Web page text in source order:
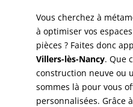
Vous cherchez à
à optimiser vos
pièces ? Faites donc
Villers-lès-Nancy. Que
construction neuve ou
sommes là pour vous
personnalisées. Grâce